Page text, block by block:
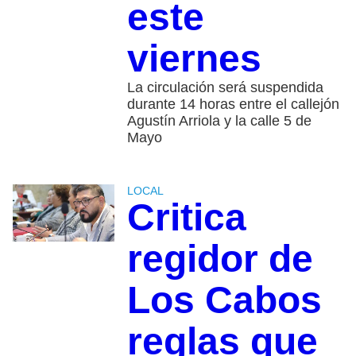
este
viernes
La circulación será suspendida
durante 14 horas entre el callejón
Agustín Arriola y la calle 5 de
Mayo
LOCAL
Critica
regidor de
Los Cabos
reglas que